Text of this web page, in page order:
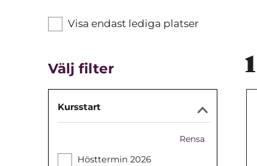
Visa endast lediga platser
Välj filter 1
Kursstart
Rensa
Hösttermin 2026